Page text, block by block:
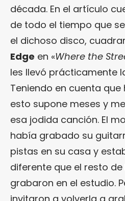
década. En el artículo
de todo el tiempo que
el dichoso disco,
Edge en «Where the
les llevó prácticamente
Teniendo en cuenta
esto supone meses y
esa jodida canción. El
había grabado su
pistas en su casa y
diferente que el resto
grabaron en el estudio.